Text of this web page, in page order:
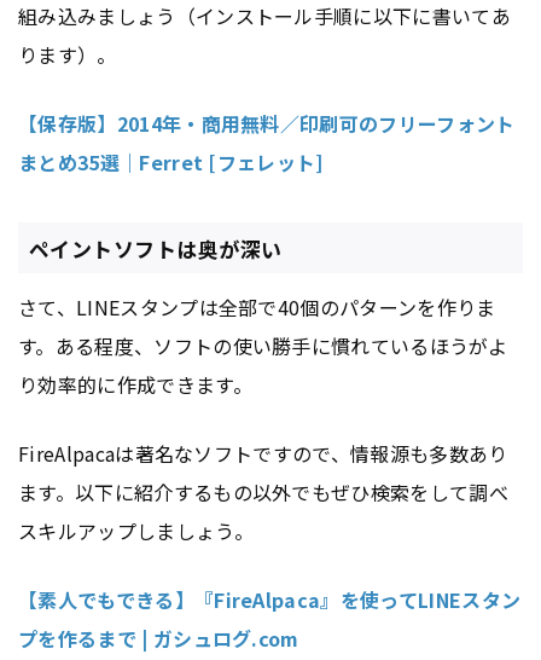
組み込みましょう（インストール手順に以下に書いてあ
ります）。
【保存版】2014年・商用無料／印刷可のフリーフォント
まとめ35選｜Ferret [フェレット]
ペイントソフトは奥が深い
さて、LINEスタンプは全部で40個のパターンを作りま
す。ある程度、ソフトの使い勝手に慣れているほうがよ
り効率的に作成できます。
FireAlpacaは著名なソフトですので、情報源も多数あり
ます。以下に紹介するもの以外でもぜひ検索をして調べ
スキルアップしましょう。
【素人でもできる】『FireAlpaca』を使ってLINEスタン
プを作るまで | ガシュログ.com